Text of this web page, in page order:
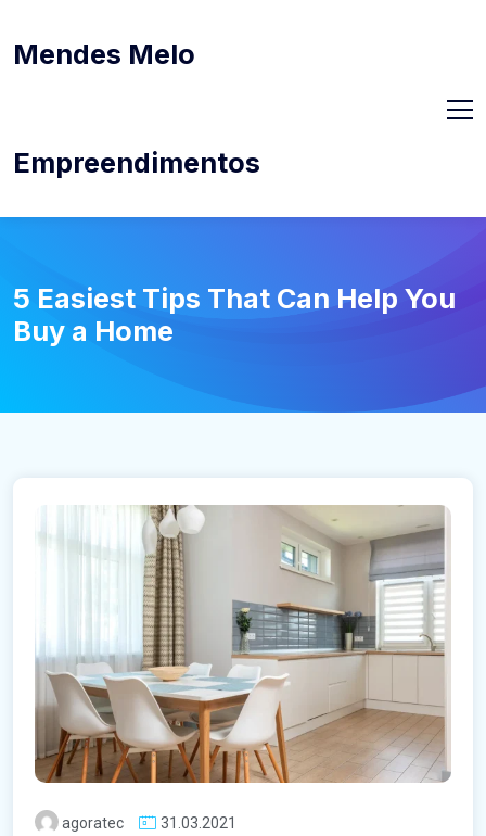
Mendes Melo
Empreendimentos
5 Easiest Tips That Can Help You
Buy a Home
agoratec
31.03.2021